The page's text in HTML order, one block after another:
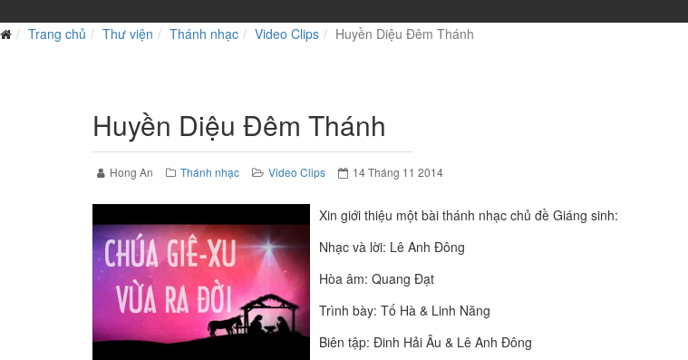
Trang chủ Thư viện Thánh nhạc Video Clips Huyền Diệu Đêm Thánh
Huyền Diệu Đêm Thánh
Hong An Thánh nhạc Video Clips 14 Tháng 11 2014
Xin giới thiệu một bài thánh nhạc chủ đề Giáng sinh:
Nhạc và lời: Lê Anh Đông
Hòa âm: Quang Đạt
Trình bày: Tố Hà & Linh Năng
Biên tập: Đinh Hải Âu & Lê Anh Đông